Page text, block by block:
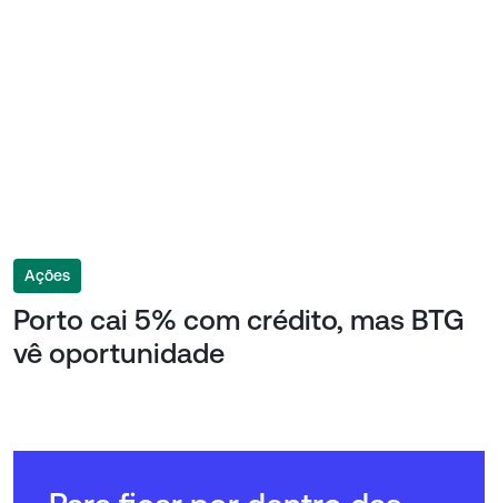
Ações
Porto cai 5% com crédito, mas BTG
vê oportunidade